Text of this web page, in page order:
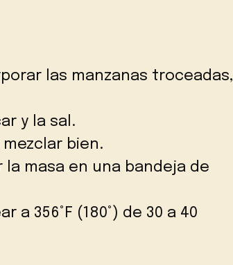
las manzanas troceadas,
y la sal.
bien.
la masa en una bandeja de
a 356°F (180°) de 30 a 40